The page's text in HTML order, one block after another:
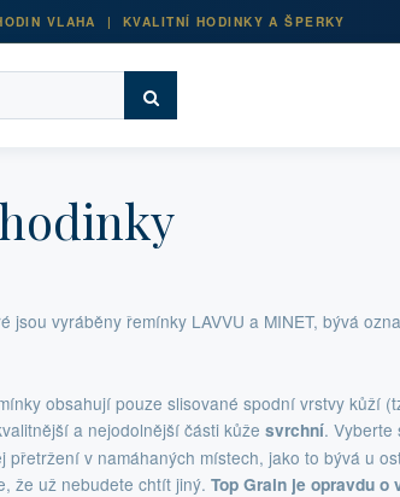
VLAHA | KVALITNÍ HODINKY A ŠPERKY
jsou vyráběny řemínky LAVVU a MINET, bývá
obsahují pouze slisované spodní vrstvy kůží
a nejodolnější části kůže svrchní. Vyberte
v namáhaných místech, jako to bývá u
že už nebudete chtít jiný. Top Grain je opravdu o